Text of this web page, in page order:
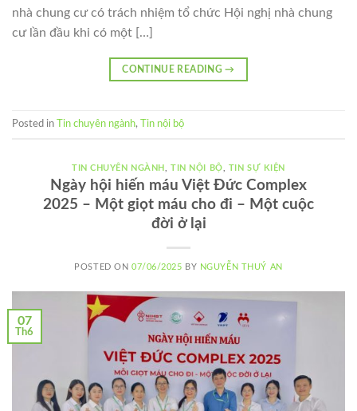
nhà chung cư có trách nhiệm tổ chức Hội nghị nhà chung
cư lần đầu khi có một […]
CONTINUE READING→
Posted in Tin chuyên ngành, Tin nội bộ
TIN CHUYÊN NGÀNH ,TIN NỘI BỘ TIN SỰ KIỆN
Ngày hội hiến máu Việt Đức Complex
2025 – Một giọt máu cho đi – Một cuộc
đời ở lại
POSTED ON 07/06/2025 BY NGUYỄN THUÝ AN
07
Th6